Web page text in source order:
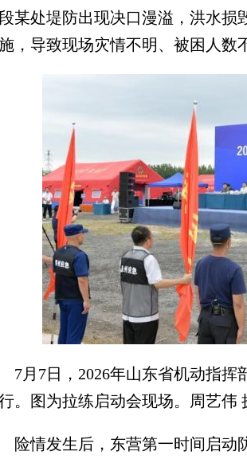
某处堤防出现决口漫溢，洪水损
，导致现场灾情不明、被困人数
7日，2026年山东省机动指挥
。图为拉练启动会现场。周艺伟
情发生后，东营第一时间启动